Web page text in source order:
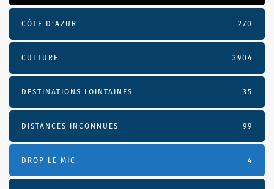
CÔTE D’AZUR 270
CULTURE 3904
DESTINATIONS LOINTAINES 35
DISTANCES INCONNUES 99
DROP LE MIC 4